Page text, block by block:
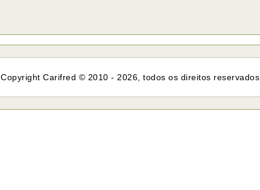
Copyright Carifred © 2010 - 2026, todos os direitos reservados.